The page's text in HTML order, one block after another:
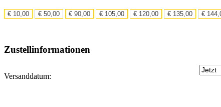
€ 10,00 € 50,00 € 90,00 € 105,00 € 120,00 € 135,00 €
Zustellinformationen
Versanddatum: